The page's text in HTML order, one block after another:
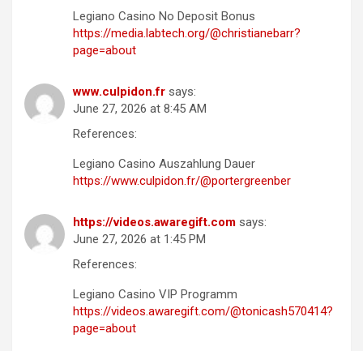
Legiano Casino No Deposit Bonus
https://media.labtech.org/@christianebarr?
page=about
www.culpidon.fr says:
June 27, 2026 at 8:45 AM
References:
Legiano Casino Auszahlung Dauer
https://www.culpidon.fr/@portergreenber
https://videos.awaregift.com says:
June 27, 2026 at 1:45 PM
References:
Legiano Casino VIP Programm
https://videos.awaregift.com/@tonicash570414?
page=about